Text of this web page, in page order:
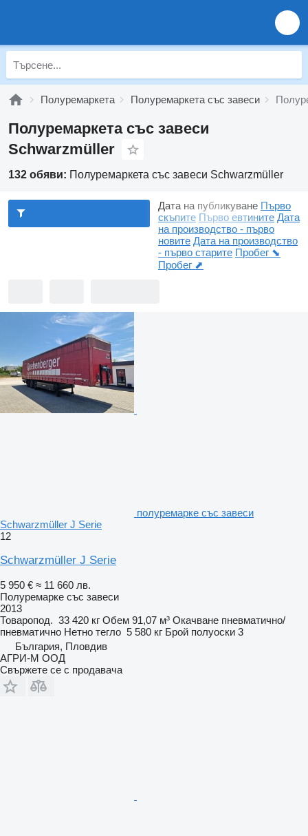
Полуремаркета Полуремаркета със завеси
Полуремаркета със завеси
Schwarzmüller
132 обяви: Полуремаркета със завеси Schwarzmüller
Дата на публикуване Първо
скъпите Първо евтините Дата
на производство - първо
новите Дата на производство
- първо старите Пробег ⬊
Пробег ⬈
полуремарке със завеси
Schwarzmüller J Serie
12
Schwarzmüller J Serie
5 950 € ≈ 11 660 лв.
Полуремарке със завеси
2013
Товаропод. 33 420 кг Обем 91,07 м³ Окачване пневматично/
пневматично Нетно тегло 5 580 кг Брой полуоски 3
България, Пловдив
АГРИ-М ООД
Свържете се с продавача